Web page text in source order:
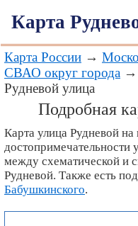
Карта
Карта России →
СВАО округ города →
Рудневой улица
Подробная
Карта улица Рудневой
достопримечательности
между схематической и
Рудневой. Также есть
Бабушкинского.